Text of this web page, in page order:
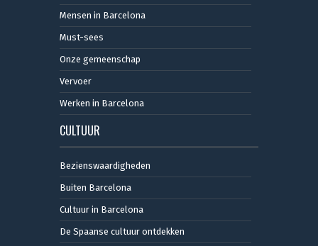
Mensen in Barcelona
Must-sees
Onze gemeenschap
Vervoer
Werken in Barcelona
CULTUUR
Bezienswaardigheden
Buiten Barcelona
Cultuur in Barcelona
De Spaanse cultuur ontdekken